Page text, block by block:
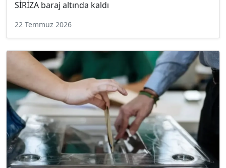
SİRİZA baraj altında kaldı
22 Temmuz 2026